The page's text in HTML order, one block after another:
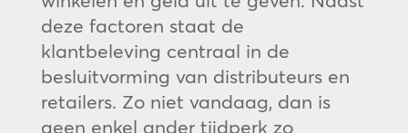
deze factoren staat de
klantbeleving centraal in de
besluitvorming van distributeurs en
retailers. Zo niet vandaag, dan is
geen enkel ander tijdperk zo